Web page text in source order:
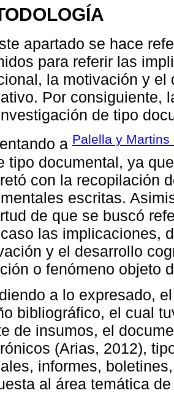
apartado se hace
para referir las
la motivación y
Por consiguiente,
de tipo
a Palella y Martins
tipo documental, ya
con la recopilación
escritas.
de que se buscó
las implicaciones,
y el desarrollo
o fenómeno objeto
a lo expresado,
bibliográfico, el cual
de insumos, el
(Arias, 2012),
informes,
al área temática